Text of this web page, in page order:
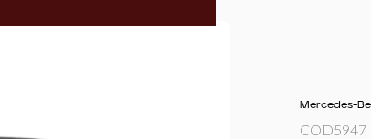
Mercedes-
COD5947